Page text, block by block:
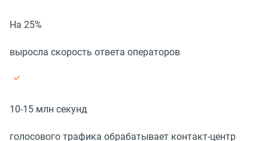
На 25%
выросла скорость ответа операторов
10-15 млн секунд
голосового трафика обрабатывает контакт-центр